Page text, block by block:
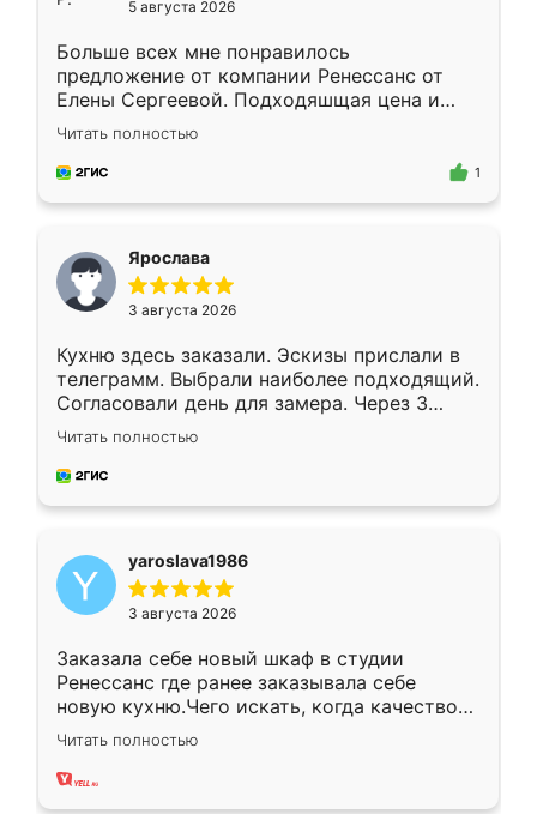
5 августа 2026
Больше всех мне понравилось
предложение от компании Ренессанс от
Елены Сергеевой. Подходяшщая цена и
короткие сроки изготовления. Приехавший
для замера сотрудник Владислав
предложил по моему эскизу самый
Читать полностью
1
Ярослава
3 августа 2026
Кухню здесь заказали. Эскизы прислали в
телеграмм. Выбрали наиболее подходящий.
Согласовали день для замера. Через 3
недели кухня была уже готова. Остались
довольны работой. Спасибо Ренессанс
мебель за качественную работу!
Читать полностью
yaroslava1986
3 августа 2026
Заказала себе новый шкаф в студии
Ренессанс где ранее заказывала себе
новую кухню.Чего искать, когда качеством
вполне довольна. Служит кухня уже почти
два года, нареканий нет.
Читать полностью